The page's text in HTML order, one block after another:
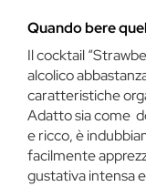
Quando bere
Il cocktail
alcolico
caratteristiche
Adatto sia come
e ricco, è
facilmente
gustativa intensa